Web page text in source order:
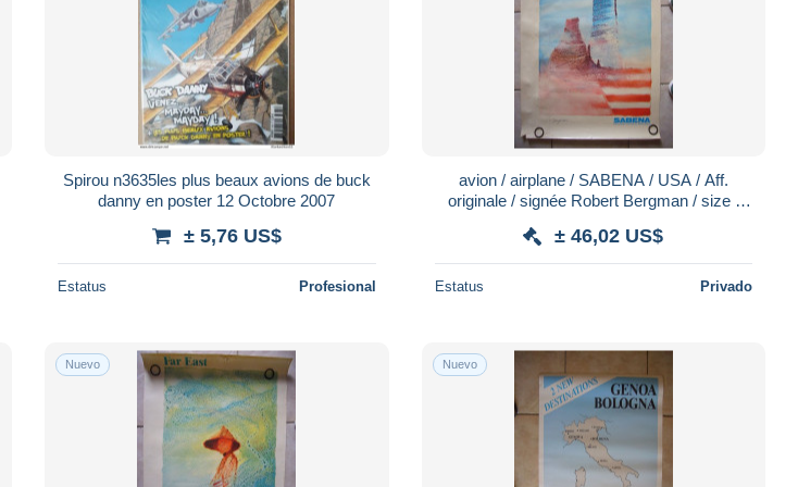
Spirou n3635les plus beaux avions de buck
danny en poster 12 Octobre 2007
± 5,76 US$
Estatus Profesional
avion / airplane / SABENA / USA / Aff.
originale / signée Robert Bergman / size :
± 46,02 US$
Estatus Privado
Nuevo Nuevo